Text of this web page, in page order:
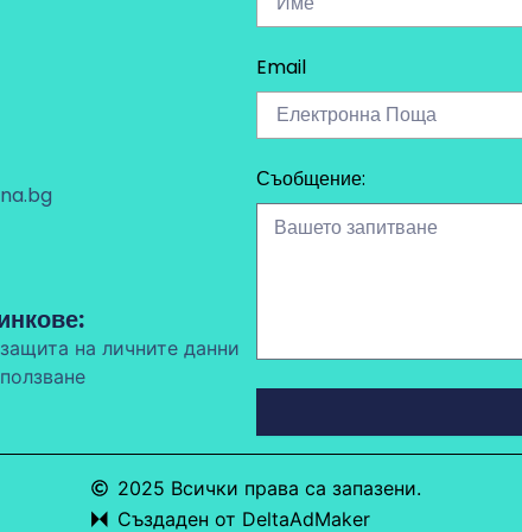
на личните данни
Email
Съобщение:
2025 Всички права са запазени.
Създаден от DeltaAdMaker